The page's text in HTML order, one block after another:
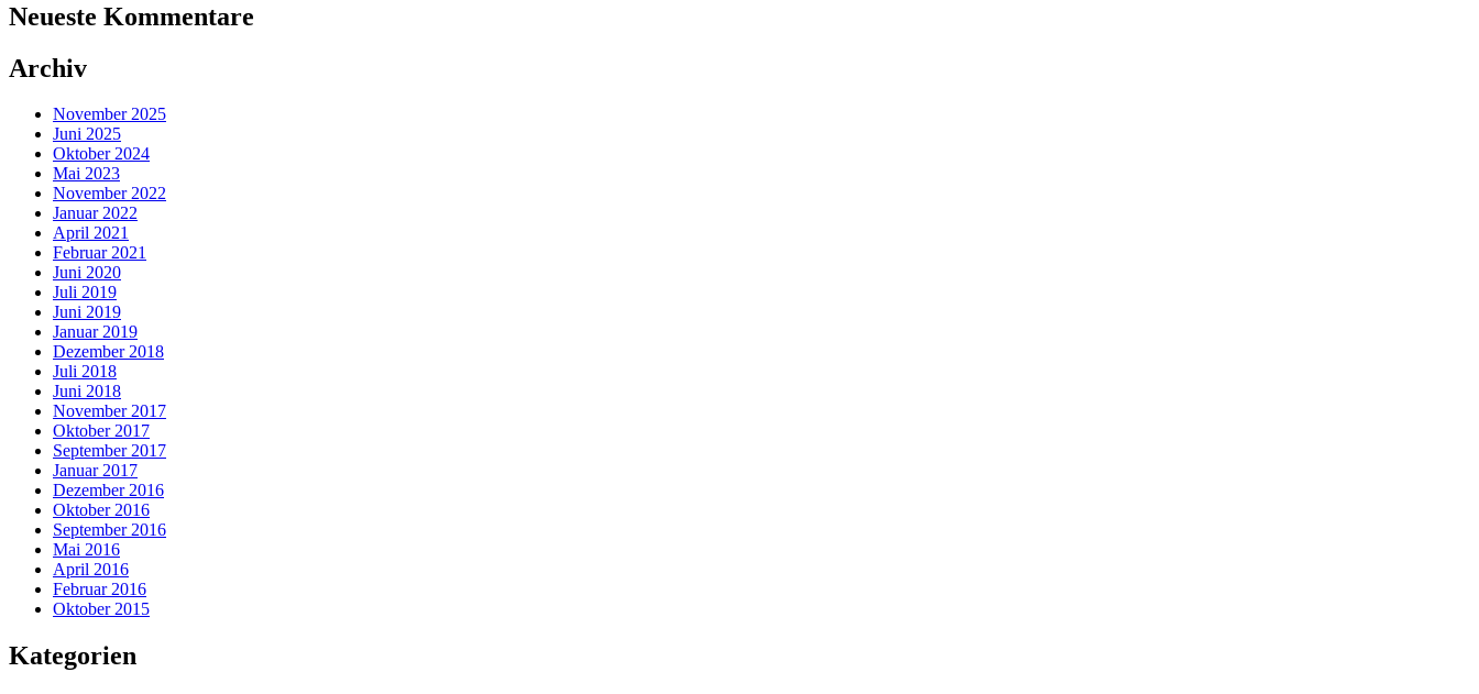
Neueste Kommentare
Archiv
November 2025
Juni 2025
Oktober 2024
Mai 2023
November 2022
Januar 2022
April 2021
Februar 2021
Juni 2020
Juli 2019
Juni 2019
Januar 2019
Dezember 2018
Juli 2018
Juni 2018
November 2017
Oktober 2017
September 2017
Januar 2017
Dezember 2016
Oktober 2016
September 2016
Mai 2016
April 2016
Februar 2016
Oktober 2015
Kategorien